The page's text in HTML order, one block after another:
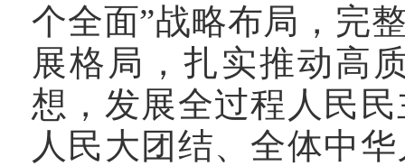
个全面”战略布局，完
展格局，扎实推动高
想，发展全过程人民
人民大团结、全体中